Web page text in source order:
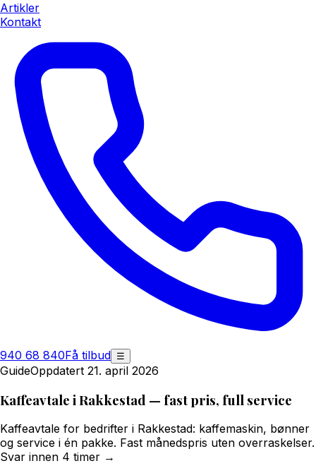
Artikler
Kontakt
940 68 840Få tilbud ☰
GuideOppdatert 21. april 2026
Kaffeavtale i Rakkestad — fast pris, full service
Kaffeavtale for bedrifter i Rakkestad: kaffemaskin, bønner
og service i én pakke. Fast månedspris uten overraskelser.
Svar innen 4 timer →